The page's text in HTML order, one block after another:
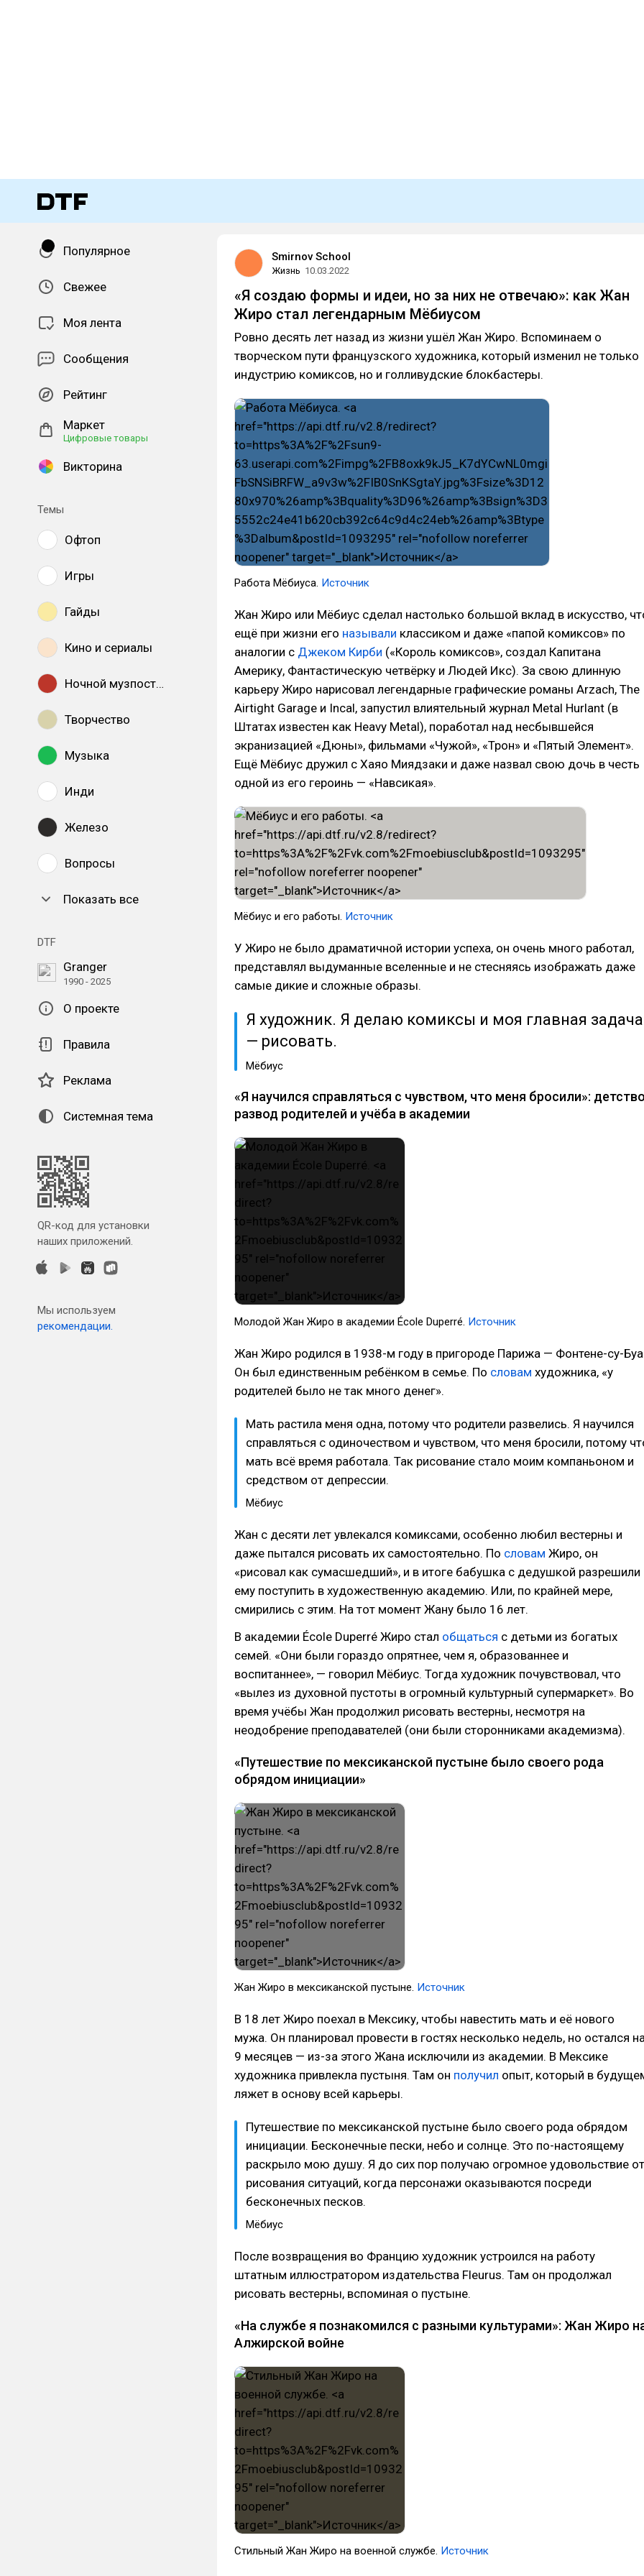
Популярное
Свежее
Моя лента
Сообщения
Рейтинг
Маркет
Цифровые товары
Викторина
Темы
Офтоп
Игры
Гайды
Кино и сериалы
Ночной музпостинг
Творчество
Музыка
Инди
Железо
Вопросы
Показать все
DTF
Granger
1990 - 2025
О проекте
Правила
Реклама
Системная тема
QR-код для установки
наших приложений.
Мы используем
рекомендации.
Smirnov School
Жизнь 10.03.2022
«Я создаю формы и идеи, но за них не отвечаю»: как Жан
Жиро стал легендарным Мёбиусом
Ровно десять лет назад из жизни ушёл Жан Жиро. Вспоминаем о
творческом пути французского художника, который изменил не только
индустрию комиксов, но и голливудские блокбастеры.
Работа Мёбиуса. Источник
Жан Жиро или Мёбиус сделал настолько большой вклад в искусство,
ещё при жизни его называли классиком и даже «папой комиксов» по
аналогии с Джеком Кирби («Король комиксов», создал Капитана
Америку, Фантастическую четвёрку и Людей Икс). За свою длинную
карьеру Жиро нарисовал легендарные графические романы Arzach, The
Airtight Garage и Incal, запустил влиятельный журнал Metal Hurlant (в
Штатах известен как Heavy Metal), поработал над несбывшейся
экранизацией «Дюны», фильмами «Чужой», «Трон» и «Пятый Элемент».
Ещё Мёбиус дружил с Хаяо Миядзаки и даже назвал свою дочь в честь
одной из его героинь — «Навсикая».
Мёбиус и его работы. Источник
У Жиро не было драматичной истории успеха, он очень много работал,
представлял выдуманные вселенные и не стесняясь изображать даже
самые дикие и сложные образы.
Я художник. Я делаю комиксы и моя главная задача
— рисовать.
Мёбиус
«Я научился справляться с чувством, что меня бросили»:
развод родителей и учёба в академии
Молодой Жан Жиро в академии École Duperré. Источник
Жан Жиро родился в 1938-м году в пригороде Парижа — Фонтене-су-
Он был единственным ребёнком в семье. По словам художника, «у
родителей было не так много денег».
Мать растила меня одна, потому что родители развелись. Я научился
справляться с одиночеством и чувством, что меня бросили, потому
мать всё время работала. Так рисование стало моим компаньоном и
средством от депрессии.
Мёбиус
Жан с десяти лет увлекался комиксами, особенно любил вестерны и
даже пытался рисовать их самостоятельно. По словам Жиро, он
«рисовал как сумасшедший», и в итоге бабушка с дедушкой разрешили
ему поступить в художественную академию. Или, по крайней мере,
смирились с этим. На тот момент Жану было 16 лет.
В академии École Duperré Жиро стал общаться с детьми из богатых
семей. «Они были гораздо опрятнее, чем я, образованнее и
воспитаннее», — говорил Мёбиус. Тогда художник почувствовал, что
«вылез из духовной пустоты в огромный культурный супермаркет». Во
время учёбы Жан продолжил рисовать вестерны, несмотря на
неодобрение преподавателей (они были сторонниками академизма).
«Путешествие по мексиканской пустыне было своего рода
обрядом инициации»
Жан Жиро в мексиканской пустыне. Источник
В 18 лет Жиро поехал в Мексику, чтобы навестить мать и её нового
мужа. Он планировал провести в гостях несколько недель, но остался
9 месяцев — из-за этого Жана исключили из академии. В Мексике
художника привлекла пустыня. Там он получил опыт, который в
ляжет в основу всей карьеры.
Путешествие по мексиканской пустыне было своего рода обрядом
инициации. Бесконечные пески, небо и солнце. Это по-настоящему
раскрыло мою душу. Я до сих пор получаю огромное удовольствие от
рисования ситуаций, когда персонажи оказываются посреди
бесконечных песков.
Мёбиус
После возвращения во Францию художник устроился на работу
штатным иллюстратором издательства Fleurus. Там он продолжал
рисовать вестерны, вспоминая о пустыне.
«На службе я познакомился с разными культурами»: Жан Жиро
Алжирской войне
Стильный Жан Жиро на военной службе. Источник